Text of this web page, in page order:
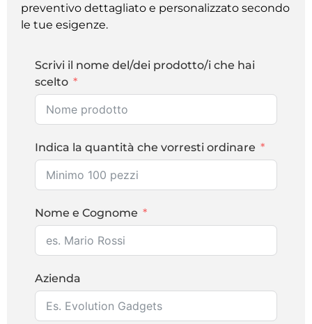
preventivo dettagliato e personalizzato secondo
le tue esigenze.
Scrivi il nome del/dei prodotto/i che hai
scelto
Indica la quantità che vorresti ordinare
Nome e Cognome
Azienda